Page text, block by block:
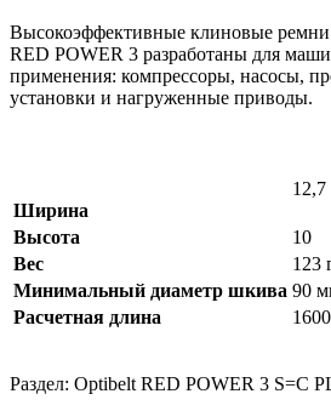
Высокоэффективные клиновые ремни
RED POWER 3 разработаны для
применения: компрессоры, насосы,
установки и нагруженные приводы.
Ширина
12,7
Высота
10
Вес
123
Минимальный диаметр шкива 90
Расчетная длина
1600
Раздел: Optibelt RED POWER 3 S=C